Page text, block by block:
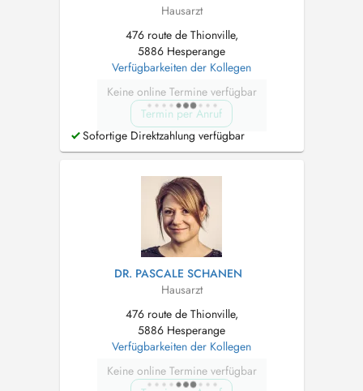
Hausarzt
476 route de Thionville,
5886 Hesperange
Verfügbarkeiten der Kollegen
Keine online Termine verfügbar
Termin per Anruf
Sofortige Direktzahlung verfügbar
DR. PASCALE SCHANEN
Hausarzt
476 route de Thionville,
5886 Hesperange
Verfügbarkeiten der Kollegen
Keine online Termine verfügbar